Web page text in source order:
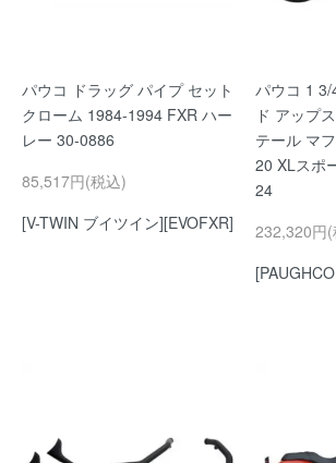
パウコ ドラッグ パイプ セット
クローム 1984-1994 FXR ハー
レー 30-0886
85,517円(税込)
[V-TWIN ブイツイン][EVOFXR]
パウコ 1 3/
ド アップ
テール マ
20 XLスポ
24
232,320円(